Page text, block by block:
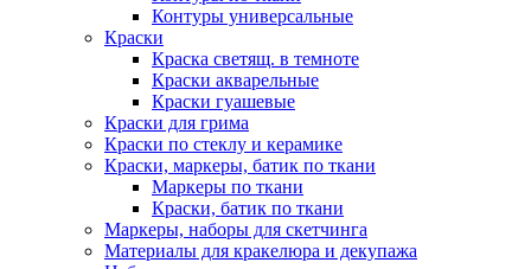
Контуры универсальные
Краски
Краска светящ. в темноте
Краски акварельные
Краски гуашевые
Краски для грима
Краски по стеклу и керамике
Краски, маркеры, батик по ткани
Маркеры по ткани
Краски, батик по ткани
Маркеры, наборы для скетчинга
Материалы для кракелюра и декупажа